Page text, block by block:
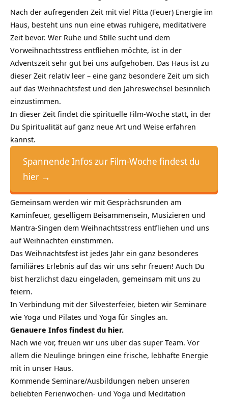
Nach der aufregenden Zeit mit viel Pitta (Feuer) Energie im
Haus, besteht uns nun eine etwas ruhigere, meditativere
Zeit bevor. Wer Ruhe und Stille sucht und dem
Vorweihnachtsstress entfliehen möchte, ist in der
Adventszeit sehr gut bei uns aufgehoben. Das Haus ist zu
dieser Zeit relativ leer – eine ganz besondere Zeit um sich
auf das Weihnachtsfest und den Jahreswechsel besinnlich
einzustimmen.
In dieser Zeit findet die spirituelle Film-Woche statt, in der
Du Spiritualität auf ganz neue Art und Weise erfahren
kannst.
Spannende Infos zur Film-Woche findest du
hier →
Gemeinsam werden wir mit Gesprächsrunden am
Kaminfeuer, geselligem Beisammensein, Musizieren und
Mantra-Singen dem Weihnachtsstress entfliehen und uns
auf Weihnachten einstimmen.
Das Weihnachtsfest ist jedes Jahr ein ganz besonderes
familiäres Erlebnis auf das wir uns sehr freuen! Auch Du
bist herzlichst dazu eingeladen, gemeinsam mit uns zu
feiern.
In Verbindung mit der Silvesterfeier, bieten wir Seminare
wie Yoga und Pilates und Yoga für Singles an.
Genauere Infos findest du hier.
Nach wie vor, freuen wir uns über das super Team. Vor
allem die Neulinge bringen eine frische, lebhafte Energie
mit in unser Haus.
Kommende Seminare/Ausbildungen neben unseren
beliebten Ferienwochen- und Yoga und Meditation